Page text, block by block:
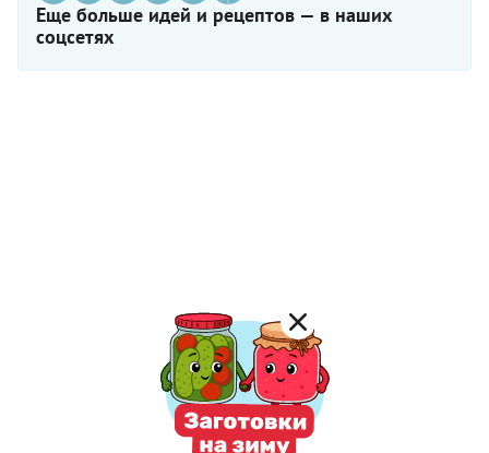
Еще больше идей и рецептов — в наших
соцсетях